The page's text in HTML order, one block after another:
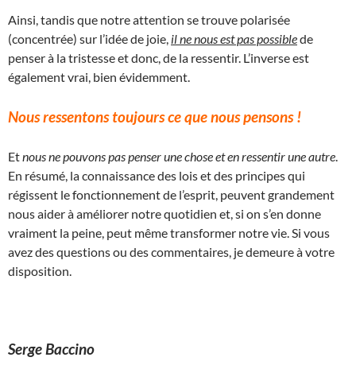
Ainsi, tandis que notre attention se trouve polarisée
(concentrée) sur l’idée de joie, il ne nous est pas possiblede
penser à la tristesse et donc, de la ressentir. L’inverse est
également vrai, bien évidemment.
Nous ressentons toujours ce que nous pensons !
Etnous ne pouvons pas penser une chose et en ressentir une autre
En résumé, la connaissance des lois et des principes qui
régissent le fonctionnement de l’esprit, peuvent grandement
nous aider à améliorer notre quotidien et, si on s’en donne
vraiment la peine, peut même transformer notre vie. Si vous
avez des questions ou des commentaires, je demeure à votre
disposition.
Serge Baccino